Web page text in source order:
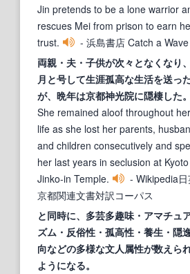
Jin pretends to be a lone warrior
rescues Mei from prison to earn
trust.
- 浜島書店 Catch a Wave
両親・夫・子供が次々となくなり
月と号して生涯孤高な生活を送っ
が、晩年は京都神光院に隠棲した。
She remained aloof throughout her
life as she lost her parents,
and children consecutively and
her last years in seclusion at Kyoto
Jinko-in Temple.
- Wikipedia
京都関連文書対訳コーパス
と同時に、多芸多趣味・アマチュ
ズム・反俗性・ 孤高性・養生・隠
向などの多様な文人属性が数えら
ようになる。